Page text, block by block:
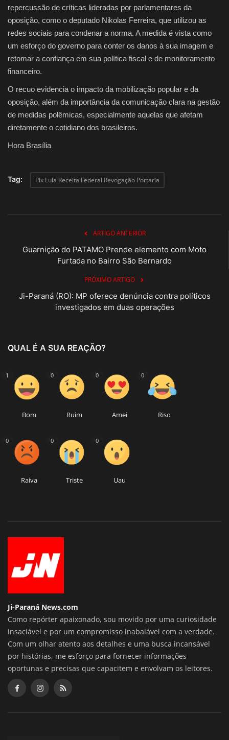
repercussão de críticas lideradas por parlamentares da
oposição, como o deputado Nikolas Ferreira, que utilizou as
redes sociais para condenar a norma. A medida é vista como
um esforço do governo para conter os danos à sua imagem e
retomar a confiança em sua política fiscal e de monitoramento
financeiro.
O recuo evidencia o impacto da mobilização popular e da
oposição, além da importância da comunicação clara na gestão
de medidas polêmicas, especialmente aquelas que afetam
diretamente o cotidiano dos brasileiros.
Hora Brasília
Tag: Pix Lula Receita Federal Revogação Portaria
ARTIGO ANTERIOR
Guarnição do PATAMO Prende elemento com Moto
Furtada no Bairro São Bernardo
PRÓXIMO ARTIGO
Ji-Paraná (RO): MP oferece denúncia contra políticos
investigados em duas operações
QUAL É A SUA REAÇÃO?
1
Bom
0
Ruim
0
Amei
0
Riso
0
Raiva
0
Triste
0
Uau
Ji-Paraná News.com
Como repórter apaixonado, sou movido por uma curiosidade
insaciável e por um compromisso inabalável com a verdade.
Com um olhar atento aos detalhes e uma busca incansável
por histórias, me esforço para fornecer informações
oportunas e precisas que capacitem e envolvam os leitores.